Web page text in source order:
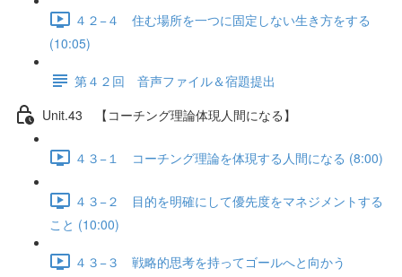
４２−４ 住む場所を一つに固定しない生き方をする
(10:05)
第４２回 音声ファイル＆宿題提出
Unit.43 【コーチング理論体現人間になる】
４３−１ コーチング理論を体現する人間になる (8:00)
４３−２ 目的を明確にして優先度をマネジメントする
こと (10:00)
４３−３ 戦略的思考を持ってゴールへと向かう